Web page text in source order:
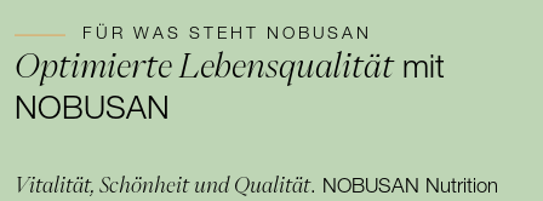
FÜR WAS STEHT NOBUSAN
Optimierte Lebensqualitätmit
NOBUSAN
Vitalität, Schönheit und Qualität. NOBUSAN Nutrition